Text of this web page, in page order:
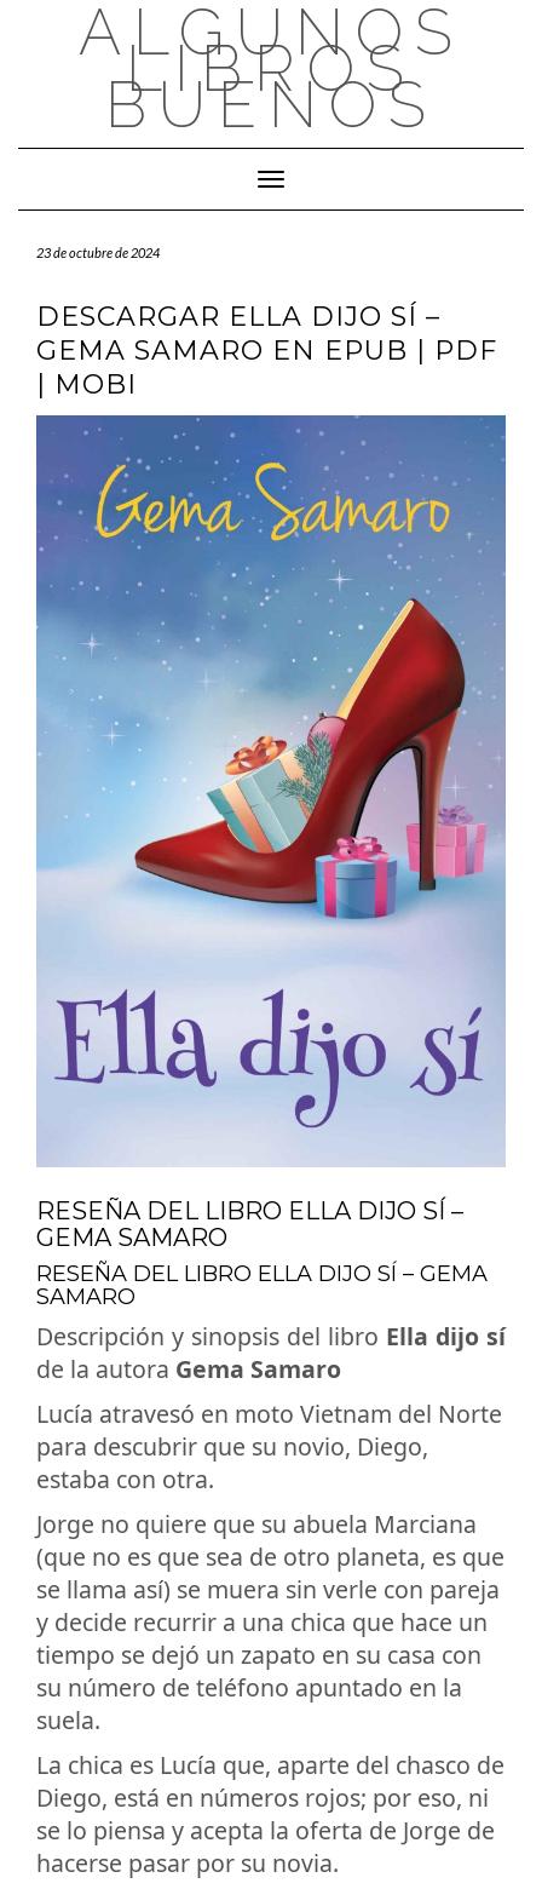
ALGUNOS
LIBROS
BUENOS
Cambiar modo de navegación
23 de octubre de 2024
DESCARGAR ELLA DIJO SÍ –
GEMA SAMARO EN EPUB | PDF
| MOBI
RESEÑA DEL LIBRO ELLA DIJO SÍ –
GEMA SAMARO
RESEÑA DEL LIBRO ELLA DIJO SÍ – GEMA
SAMARO
Descripción y sinopsis del libro Ella dijo sí
de la autora Gema Samaro
Lucía atravesó en moto Vietnam del Norte
para descubrir que su novio, Diego,
estaba con otra.
Jorge no quiere que su abuela Marciana
(que no es que sea de otro planeta, es que
se llama así) se muera sin verle con pareja
y decide recurrir a una chica que hace un
tiempo se dejó un zapato en su casa con
su número de teléfono apuntado en la
suela.
La chica es Lucía que, aparte del chasco de
Diego, está en números rojos; por eso, ni
se lo piensa y acepta la oferta de Jorge de
hacerse pasar por su novia.